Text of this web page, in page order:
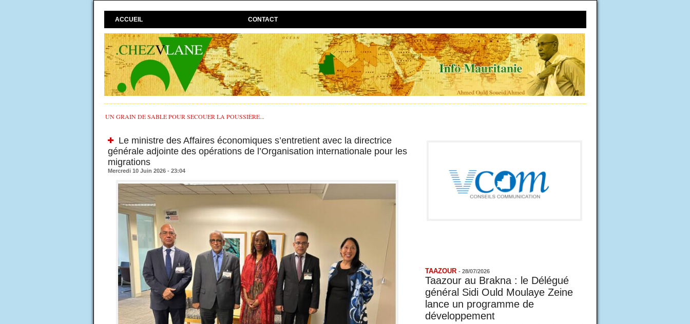
ACCUEIL CONTACT
UN GRAIN DE SABLE POUR SECOUER LA POUSSIÈRE...
Le ministre des Affaires économiques s’entretient avec la directrice
générale adjointe des opérations de l’Organisation internationale pour les
migrations
Mercredi 10 Juin 2026 - 23:04
TAAZOUR - 28/07/2026
Taazour au Brakna : le Délégué
général Sidi Ould Moulaye Zeine
lance un programme de
développement